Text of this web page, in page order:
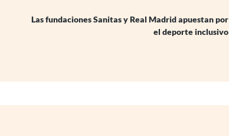
Las fundaciones Sanitas y Real Madrid apuestan por
el deporte inclusivo